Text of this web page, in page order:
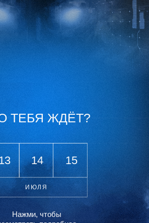
ТЕБЯ ЖДЁТ?
15
14
ИЮЛЯ
Нaжми, чтобы